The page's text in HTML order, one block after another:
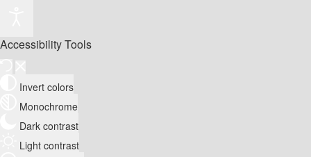
Accessibility Tools
Invert colors
Monochrome
Dark contrast
Light contrast